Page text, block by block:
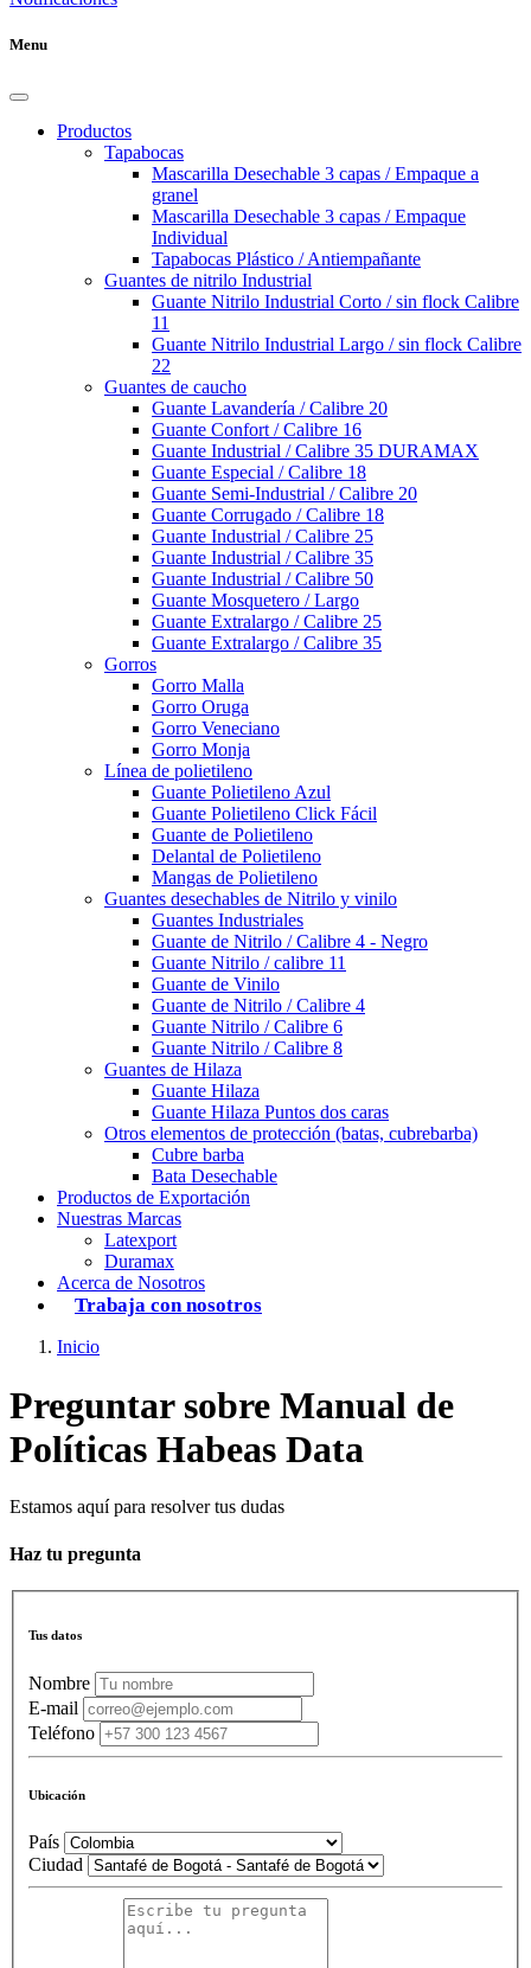
Menu
Productos
Tapabocas
Mascarilla Desechable 3 capas / Empaque a
granel
Mascarilla Desechable 3 capas / Empaque
Individual
Tapabocas Plástico / Antiempañante
Guantes de nitrilo Industrial
Guante Nitrilo Industrial Corto / sin flock Calibre
11
Guante Nitrilo Industrial Largo / sin flock Calibre
22
Guantes de caucho
Guante Lavandería / Calibre 20
Guante Confort / Calibre 16
Guante Industrial / Calibre 35 DURAMAX
Guante Especial / Calibre 18
Guante Semi-Industrial / Calibre 20
Guante Corrugado / Calibre 18
Guante Industrial / Calibre 25
Guante Industrial / Calibre 35
Guante Industrial / Calibre 50
Guante Mosquetero / Largo
Guante Extralargo / Calibre 25
Guante Extralargo / Calibre 35
Gorros
Gorro Malla
Gorro Oruga
Gorro Veneciano
Gorro Monja
Línea de polietileno
Guante Polietileno Azul
Guante Polietileno Click Fácil
Guante de Polietileno
Delantal de Polietileno
Mangas de Polietileno
Guantes desechables de Nitrilo y vinilo
Guantes Industriales
Guante de Nitrilo / Calibre 4 - Negro
Guante Nitrilo / calibre 11
Guante de Vinilo
Guante de Nitrilo / Calibre 4
Guante Nitrilo / Calibre 6
Guante Nitrilo / Calibre 8
Guantes de Hilaza
Guante Hilaza
Guante Hilaza Puntos dos caras
Otros elementos de protección (batas, cubrebarba)
Cubre barba
Bata Desechable
Productos de Exportación
Nuestras Marcas
Latexport
Duramax
Acerca de Nosotros
Trabaja con nosotros
Inicio
Preguntar sobre Manual de
Políticas Habeas Data
Estamos aquí para resolver tus dudas
Haz tu pregunta
Tus datos
Nombre
E-mail
Teléfono
Ubicación
País
Ciudad